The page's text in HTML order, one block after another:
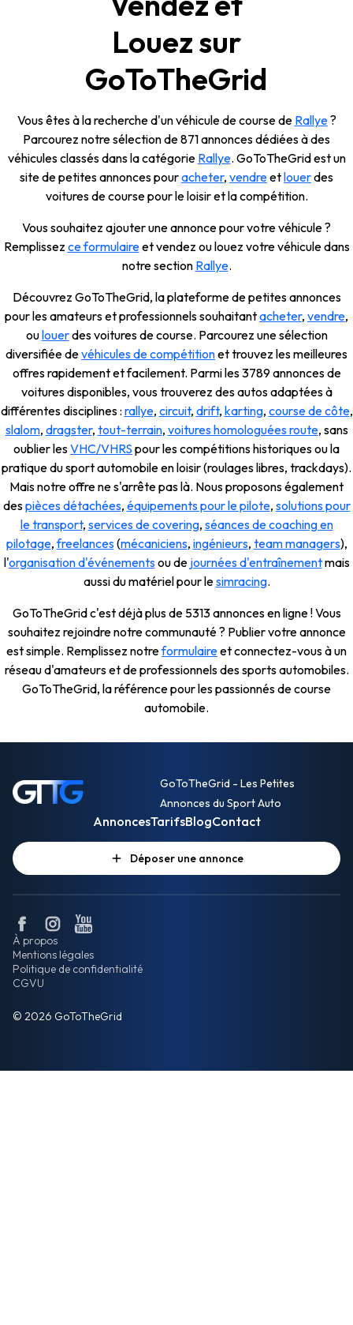
Louez sur
GoToTheGrid
Vous êtes à la recherche d'un véhicule de course de Rallye?
Parcourez notre sélection de 871 annonces dédiées à des
véhicules classés dans la catégorie Rallye. GoToTheGrid est un
site de petites annonces pouracheter, vendreetlouerdes
voitures de course pour le loisir et la compétition.
Vous souhaitez ajouter une annonce pour votre véhicule ?
Remplissez ce formulaireet vendez ou louez votre véhicule dans
notre section Rallye.
Découvrez GoToTheGrid, la plateforme de petites annonces
pour les amateurs et professionnels souhaitantacheter, vendre,
oulouerdes voitures de course. Parcourez une sélection
diversifiée devéhicules de compétitionet trouvez les meilleures
offres rapidement et facilement. Parmi les 3789 annonces de
voitures disponibles, vous trouverez des autos adaptées à
différentes disciplines : rallye, circuit, drift, karting, course de côte,
slalom, dragster, tout-terrain, voitures homologuées route, sans
oublier lesVHC/VHRS pour les compétitions historiques ou la
pratique du sport automobile en loisir (roulages libres, trackdays).
Mais notre offre ne s'arrête pas là. Nous proposons également
despièces détachées, équipements pour le pilote, solutions pour
le transport, services de covering, séances de coaching en
pilotage,freelances(mécaniciens, ingénieurs, team managers),
l'organisation d'événementsou de journées d'entraînementmais
aussi du matériel pour lesimracing.
GoToTheGrid c'est déjà plus de 5313 annonces en ligne ! Vous
souhaitez rejoindre notre communauté ? Publier votre annonce
est simple. Remplissez notreformulaireet connectez-vous à un
réseau d'amateurs et de professionnels des sports automobiles.
GoToTheGrid, la référence pour les passionnés de course
automobile.
GoToTheGrid - Les Petites
Annonces du Sport Auto
AnnoncesTarifsBlogContact
Déposer une annonce
© 2026 GoToTheGrid
À propos
Mentions légales
Politique de confidentialité
CGVU